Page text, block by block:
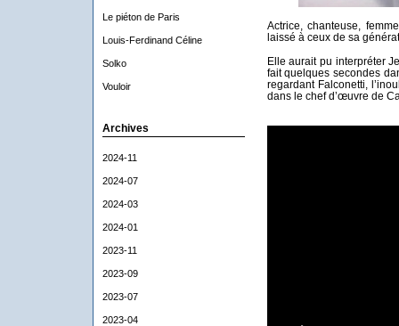
Le piéton de Paris
Louis-Ferdinand Céline
Solko
Vouloir
Archives
2024-11
2024-07
2024-03
2024-01
2023-11
2023-09
2023-07
2023-04
Actrice, chanteuse,
laissé à ceux de sa
Elle aurait pu interpréter
fait quelques secondes
regardant Falconetti,
dans le chef d’œuvre de